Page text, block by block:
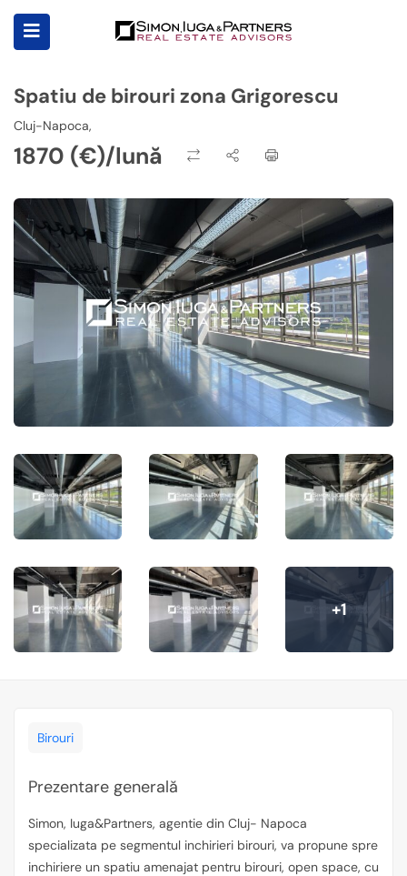
Spatiu de birouri zona Grigorescu
Cluj-Napoca,
1870 (€)/lună
+1
Birouri
Prezentare generală
Simon, Iuga&Partners, agentie din Cluj- Napoca
specializata pe segmentul inchirieri birouri, va propune spre
inchiriere un spatiu amenajat pentru birouri, open space, cu